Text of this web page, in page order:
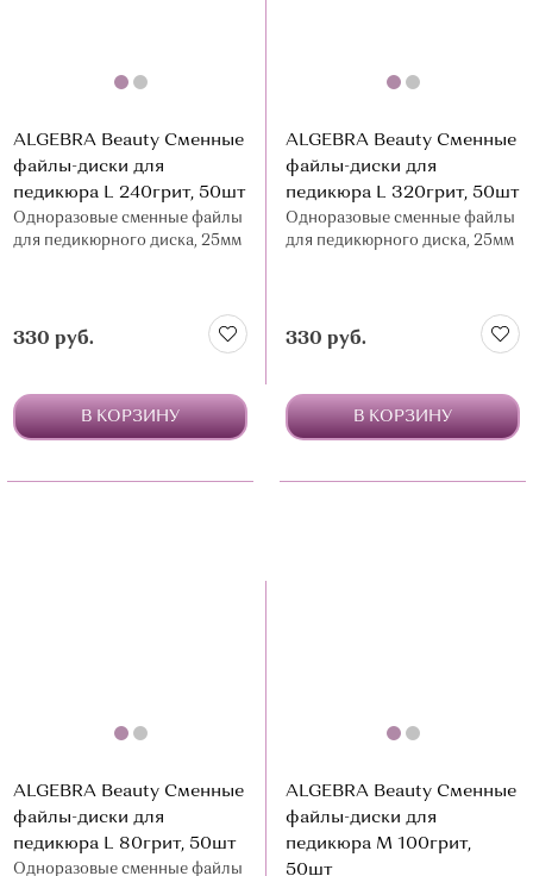
ALGEBRA Beauty Сменные
файлы-диски для
педикюра L 240грит, 50шт
Одноразовые сменные файлы
для педикюрного диска, 25мм
330 руб.
В КОРЗИНУ
ALGEBRA Beauty Сменные
файлы-диски для
педикюра L 320грит, 50шт
Одноразовые сменные файлы
для педикюрного диска, 25мм
330 руб.
В КОРЗИНУ
ALGEBRA Beauty Сменные
файлы-диски для
педикюра L 80грит, 50шт
Одноразовые сменные файлы
ALGEBRA Beauty Сменные
файлы-диски для
педикюра M 100грит,
50шт